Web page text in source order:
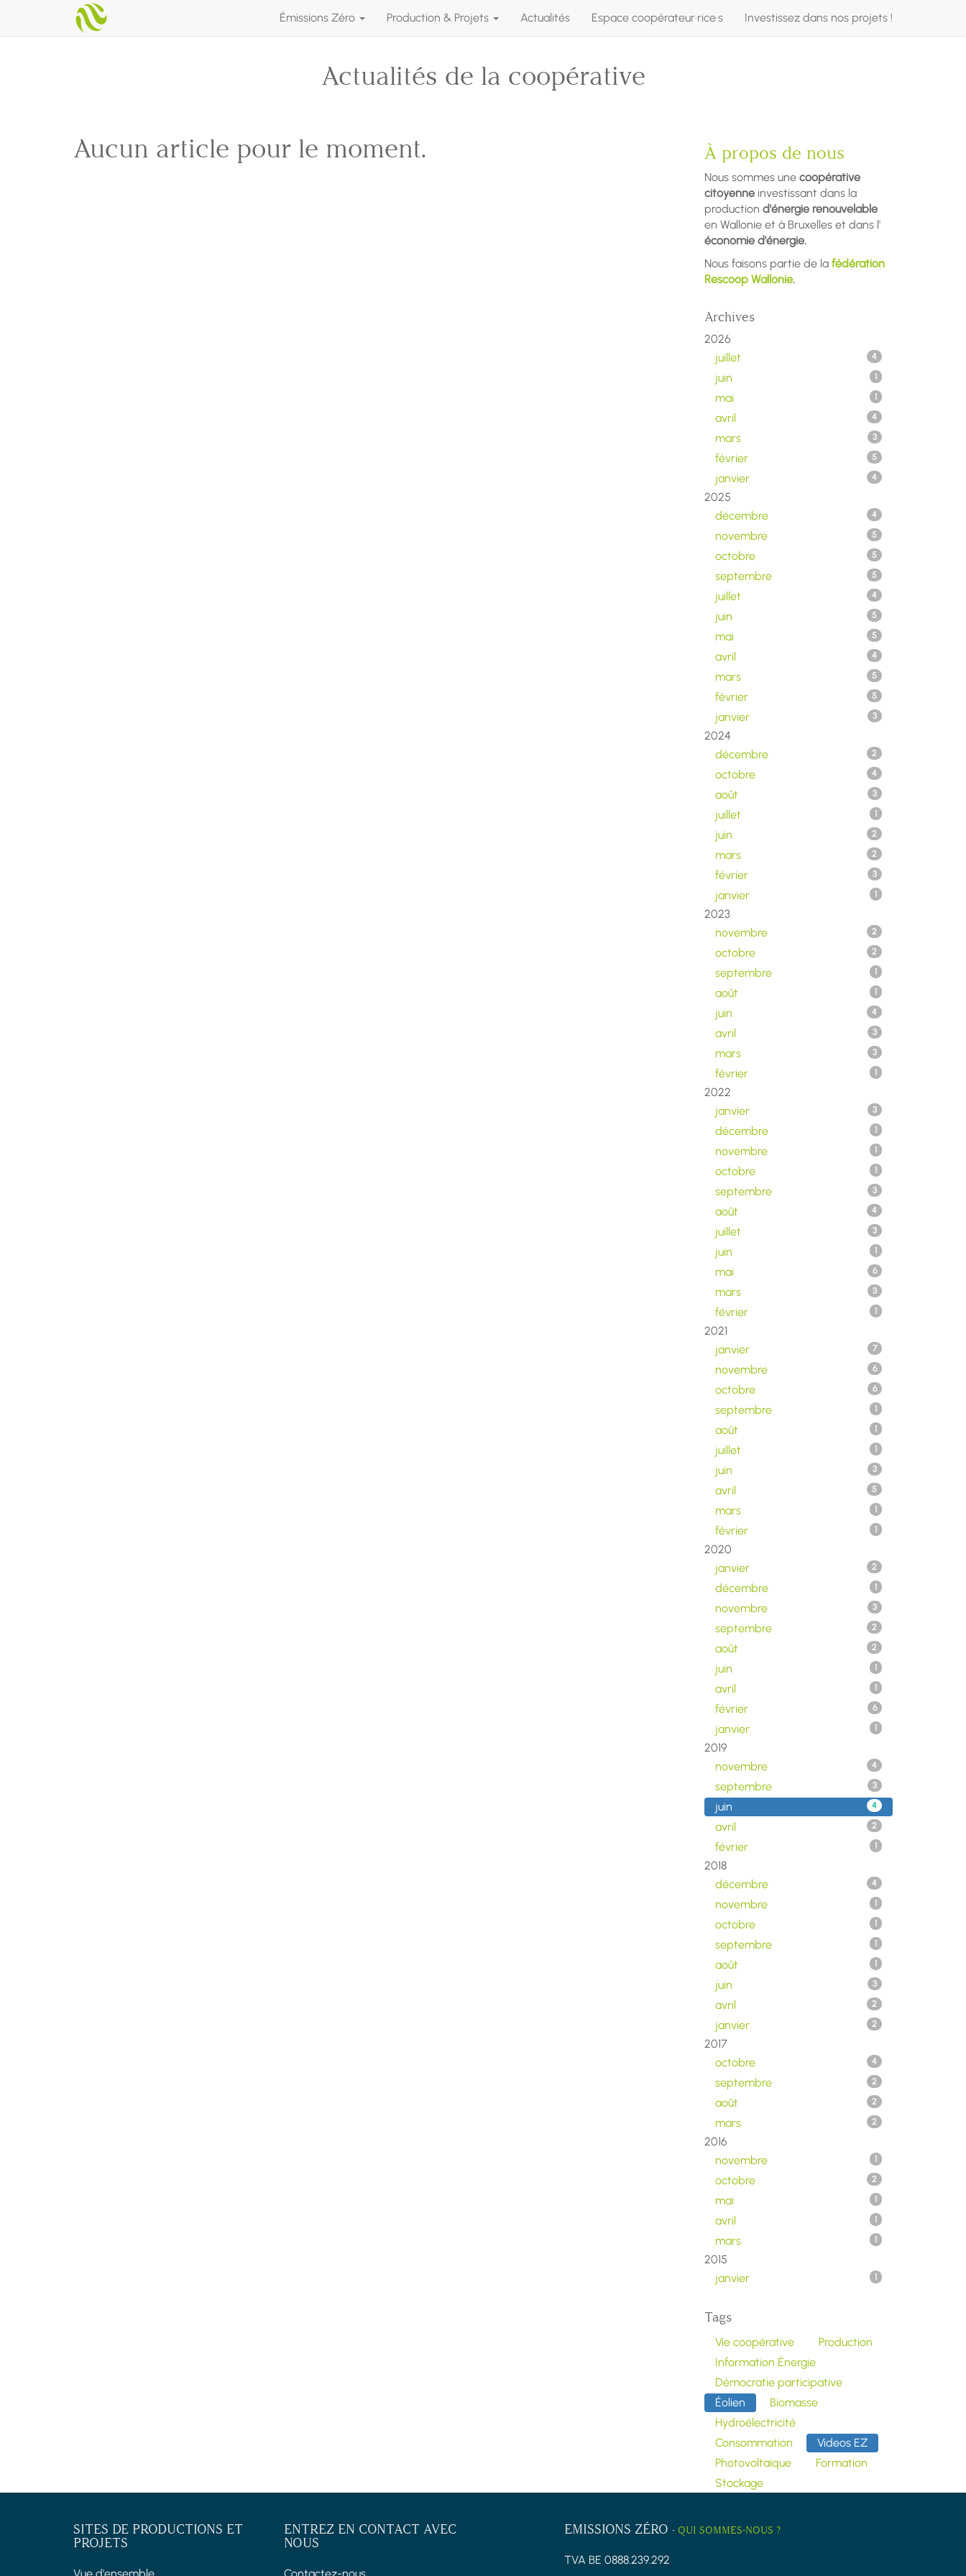
Émissions Zéro Production & Projets Actualités Espace coopérateur·rice·s Investissez dans nos projets !
Actualités de la coopérative
Aucun article pour le moment. À propos de nous
Nous sommes une coopérative
citoyenne investissant dans la
production d'énergie renouvelable
en Wallonie et à Bruxelles et dans l'
économie d'énergie.
Nous faisons partie de la fédération
Rescoop Wallonie.
Archives
2026
juillet
4
juin 1
mai 1
avril 4
mars 3
février 5
janvier 4
2025
décembre
4
novembre 5
octobre 5
septembre 5
juillet 4
juin 5
mai 5
avril 4
mars 5
février 5
janvier 3
2024
décembre
2
octobre 4
août 3
juillet 1
juin 2
mars 2
février 3
janvier 1
2023
novembre
2
octobre 2
septembre 1
août 1
juin 4
avril 3
mars 3
février 1
2022
janvier
3
décembre 1
novembre 1
octobre 1
septembre 3
août 4
juillet 3
juin 1
mai 6
mars 3
février 1
2021
janvier
7
novembre 6
octobre 6
septembre 1
août 1
juillet 1
juin 3
avril 5
mars 1
février 1
2020
janvier
2
décembre 1
novembre 3
septembre 2
août 2
juin 1
avril 1
février 6
janvier 1
2019
novembre
4
septembre 3
juin 4
avril 2
février 1
2018
décembre
4
novembre 1
octobre 1
septembre 1
août 1
juin 3
avril 2
janvier 2
2017
octobre
4
septembre 2
août 2
mars 2
2016
novembre
1
octobre 2
mai 1
avril 1
mars 1
2015
janvier
1
Tags
Vie coopérative
Production
Information Énergie
Démocratie participative
Éolien
Biomasse
Hydroélectricité
Consommation
Videos EZ
Photovoltaïque
Formation
Stockage
SITES DE PRODUCTIONS ET
PROJETS
ENTREZ EN CONTACT AVEC
NOUS
EMISSIONS ZÉRO - QUI SOMMES-NOUS ?
TVA BE 0888.239.292